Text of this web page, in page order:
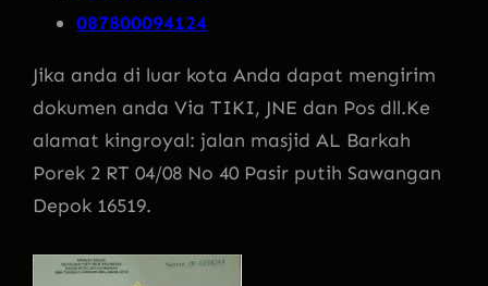
087800094124
Jika anda di luar kota Anda dapat mengirim
dokumen anda Via TIKI, JNE dan Pos dll.Ke
alamat kingroyal: jalan masjid AL Barkah
Porek 2 RT 04/08 No 40 Pasir putih Sawangan
Depok 16519.